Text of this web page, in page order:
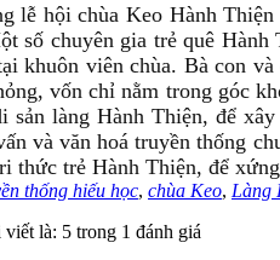
lễ hội chùa Keo Hành
số chuyên gia trẻ quê
khuôn viên chùa. Bà con
vốn chỉ nằm trong góc
sản làng Hành Thiện, để
và văn hoá truyền thống
thức trẻ Hành Thiện, để
thống hiếu học, chùa Keo, Làng
là: 5 trong 1 đánh giá